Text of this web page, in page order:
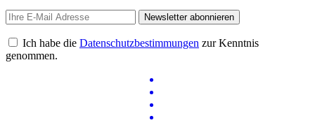
Newsletter abonnieren
Ich habe die Datenschutzbestimmungen zur Kenntnis
genommen.